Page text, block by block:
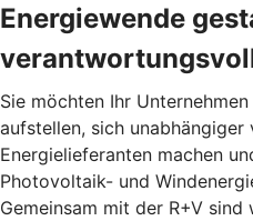
Energiewende
Sie möchten Ihr
aufstellen, sich unabhängiger
Energielieferanten machen
Photovoltaik- und
Gemeinsam mit der R+V